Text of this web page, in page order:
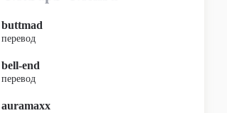
buttmad
перевод
bell-end
перевод
auramaxx